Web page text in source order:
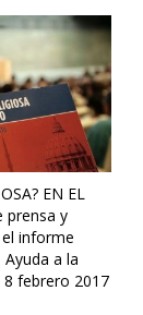
EN EL
prensa y
informe
a la
8 febrero 2017